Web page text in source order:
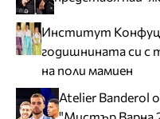
Институт
годишнината си с
на поли мамиен
Atelier Banderol